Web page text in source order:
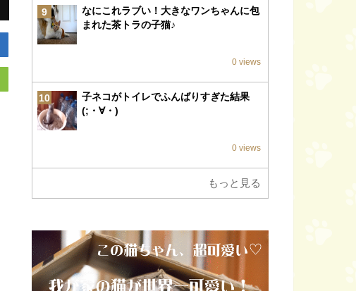
9
なにこれラブい！大きなワンちゃんに包
まれた茶トラの子猫♪
0 views
10
子ネコがトイレでふんばりすぎた結果
(;・∀・)
0 views
もっと見る